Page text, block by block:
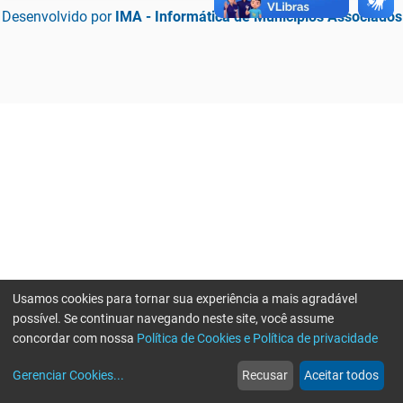
Desenvolvido por IMA - Informática de Municípios Associados
web
Notícias
more_horiz
Mais
Usamos cookies para tornar sua experiência a mais agradável
possível. Se continuar navegando neste site, você assume
concordar com nossa Política de Cookies e Política de privacidade
Gerenciar Cookies... Recusar Aceitar todos
Erro ao enviar informações, por favor tente novamente